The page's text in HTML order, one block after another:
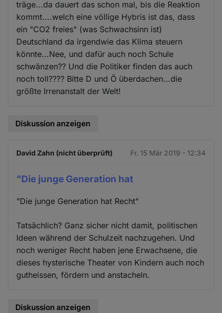
träge...da dauert das schon mal, bis die Reaktion
kommt....welch eine völlige Hybris ist das, dass
ein "CO2 freies" (was Schwachsinn ist)
Deutschland da irgendwie das Klima steuern
könnte...Nee, und dafür auch noch Schule
schwänzen?? Und die Politiker finden das auch
noch toll???? Bitte D und Ö überdachen...die
größte Irrenanstalt der Welt!
Diskussion anzeigen
David Zahn (nicht überprüft) Fr. 15 Mär 2019 - 12:34
"Die junge Generation hat
"Die junge Generation hat Recht"
Tatsächlich? Ganz sicher nicht damit, politischen
Ideen während der Schulzeit nachzugehen. Und
noch weniger Recht haben jene Erwachsene, die
dieses hysterische Theater von Kindern auch noch
gutheissen, fördern und anstacheln.
Diskussion anzeigen